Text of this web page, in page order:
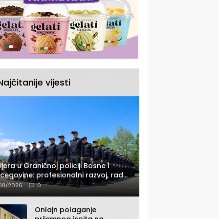
vijesti
u Graničnoj policiji Bosne i
profesionalni razvoj, rad
opremom i služba
2026 0
Onlajn polaganje